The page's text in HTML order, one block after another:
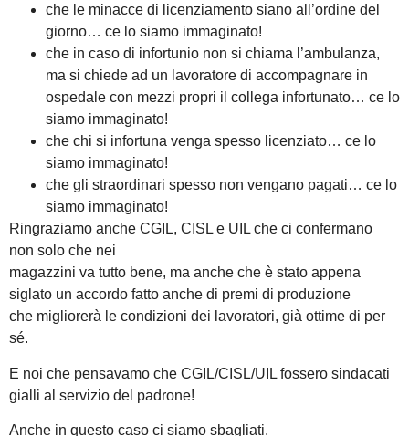
che le minacce di licenziamento siano all’ordine del
giorno… ce lo siamo immaginato!
che in caso di infortunio non si chiama l’ambulanza,
ma si chiede ad un lavoratore di accompagnare in
ospedale con mezzi propri il collega infortunato… ce lo
siamo immaginato!
che chi si infortuna venga spesso licenziato… ce lo
siamo immaginato!
che gli straordinari spesso non vengano pagati… ce lo
siamo immaginato!
Ringraziamo anche CGIL, CISL e UIL che ci confermano
non solo che nei
magazzini va tutto bene, ma anche che è stato appena
siglato un accordo fatto anche di premi di produzione
che migliorerà le condizioni dei lavoratori, già ottime di per
sé.
E noi che pensavamo che CGIL/CISL/UIL fossero sindacati
gialli al servizio del padrone!
Anche in questo caso ci siamo sbagliati.